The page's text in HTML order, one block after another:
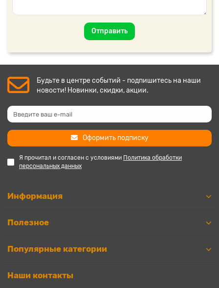
Отправить
Будьте в центре событий - подпишитесь на наши
новости! Новинки, скидки, акции.
Оформить подписку
Я прочитал и согласен с условиями Политика обработки
персональных данных
Информация
Полезное
Популярные категории
Наши контакты